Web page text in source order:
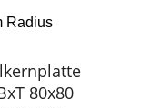
Radius
80x80